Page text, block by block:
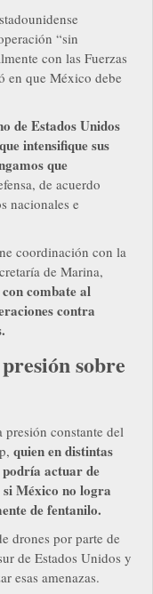
“sin
con las Fuerzas
en que México debe
de Estados Unidos
intensifique sus
que
de acuerdo
nacionales e
coordinación con la
de Marina,
combate al
contra
sobre
presión constante del
quien en distintas
podría actuar de
México no logra
de fentanilo.
drones por parte de
de Estados Unidos y
esas amenazas.